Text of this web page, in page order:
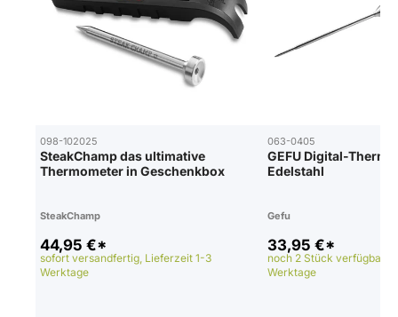
098-102025
SteakChamp das ultimative
Thermometer in Geschenkbox
SteakChamp
44,95 €*
sofort versandfertig, Lieferzeit 1-3
Werktage
063-0405
GEFU Digital-
Edelstahl
Gefu
33,95 €*
noch 2 Stück verfügbar,
Werktage